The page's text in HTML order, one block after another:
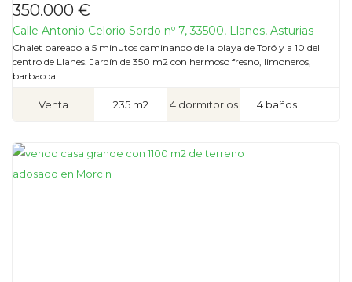
350.000 €
Calle Antonio Celorio Sordo nº 7, 33500, Llanes, Asturias
Chalet pareado a 5 minutos caminando de la playa de Toró y a 10 del
centro de Llanes. Jardín de 350 m2 con hermoso fresno, limoneros,
barbacoa...
Venta 235 m2 4 dormitorios 4 baños